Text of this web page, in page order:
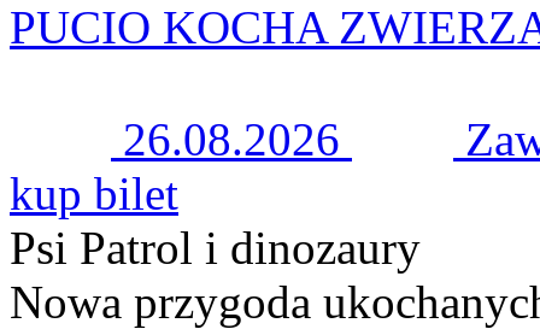
PUCIO KOCHA
26.08.2026
kup bilet
Psi Patrol i dinozaury
Nowa przygoda